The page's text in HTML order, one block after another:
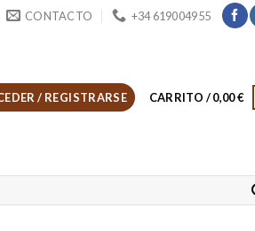
CONTACTO +34 619004955
/ REGISTRARSE CARRITO /0,00€